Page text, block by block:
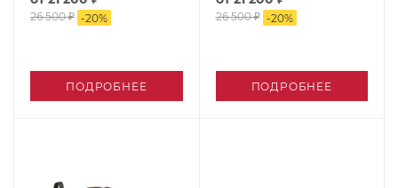
26 500 ₽ -20%
ПОДРОБНЕЕ
26 500 ₽ -20%
ПОДРОБНЕЕ